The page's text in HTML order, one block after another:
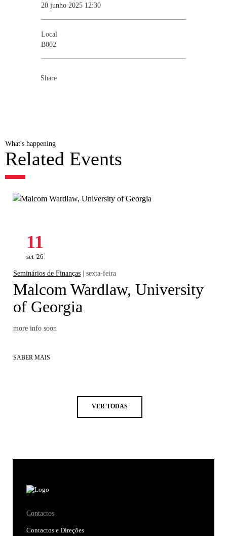
20 junho 2025 12:30
Local
B002
Share
What's happening
Related Events
11
set '26
Seminários de Finanças | sexta-feira
Malcom Wardlaw, University
of Georgia
more info soon
SABER MAIS
VER TODAS
Contactos
Contactos e Direções